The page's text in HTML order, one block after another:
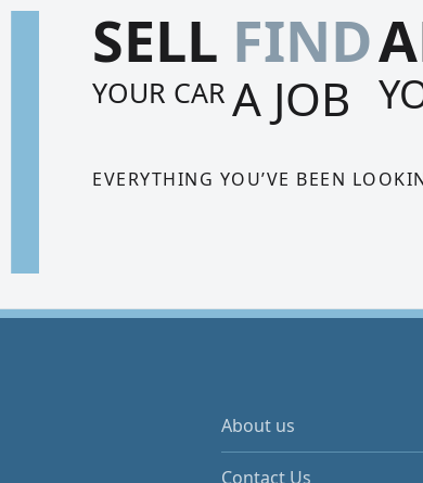
SELL
YOUR CAR
FIND
A JOB
EVERYTHING YOU’VE BEEN
About us
Contact Us